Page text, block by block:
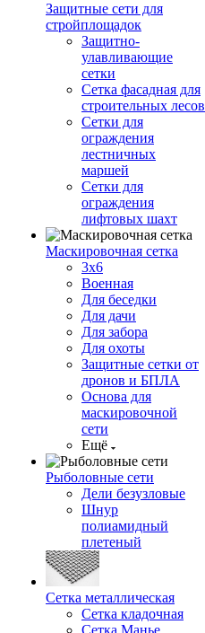
Защитные сети для
стройплощадок
Защитно-
улавливающие
сетки
Сетка фасадная для
строительных лесов
Сетки для
ограждения
лестничных
маршей
Сетки для
ограждения
лифтовых шахт
Маскировочная сетка
3х6
Военная
Для беседки
Для дачи
Для забора
Для охоты
Защитные сетки от
дронов и БПЛА
Основа для
маскировочной
сети
Ещё
Рыболовные сети
Дели безузловые
Шнур
полиамидный
плетеный
Сетка металлическая
Сетка кладочная
Сетка Манье